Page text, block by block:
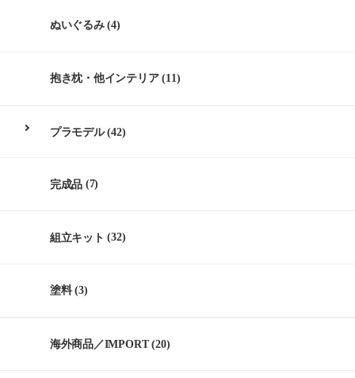
ぬいぐるみ(4)
抱き枕・他インテリア(11)
プラモデル(42)
完成品 (7)
組立キット (32)
塗料(3)
海外商品／IMPORT(20)